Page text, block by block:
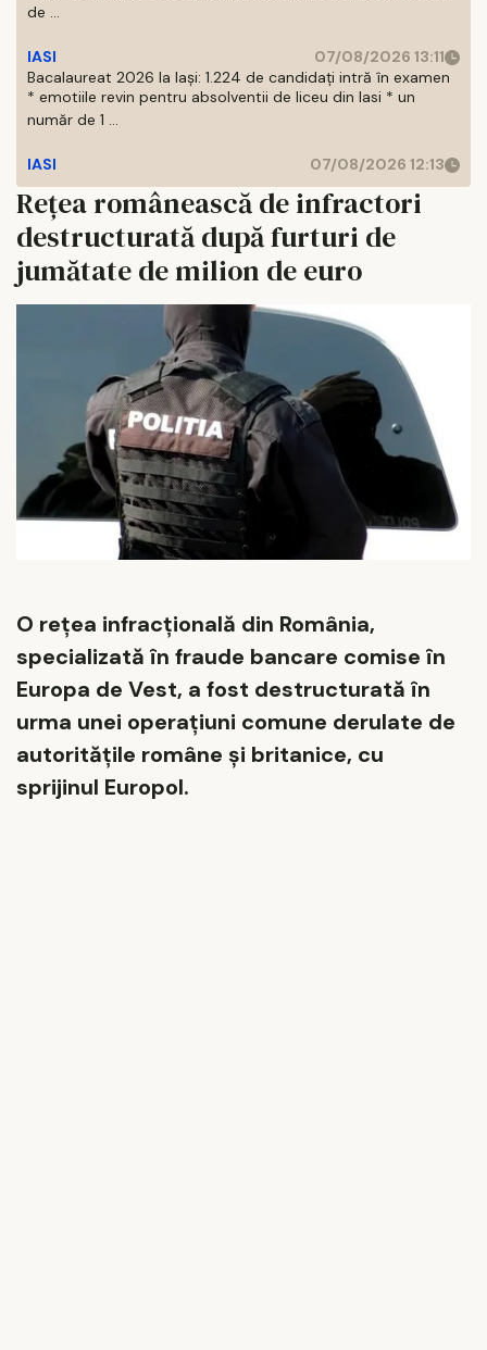
de ...
IASI
07/08/2026 13:11
Bacalaureat 2026 la Iași: 1.224 de candidați intră în examen
* emotiile revin pentru absolventii de liceu din Iasi * un
număr de 1 ...
IASI 07/08/2026 12:13
Rețea românească de infractori
destructurată după furturi de
jumătate de milion de euro
O rețea infracțională din România,
specializată în fraude bancare comise în
Europa de Vest, a fost destructurată în
urma unei operațiuni comune derulate de
autoritățile române și britanice, cu
sprijinul Europol.